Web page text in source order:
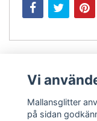
Vi
Mallansglitter
på sidan